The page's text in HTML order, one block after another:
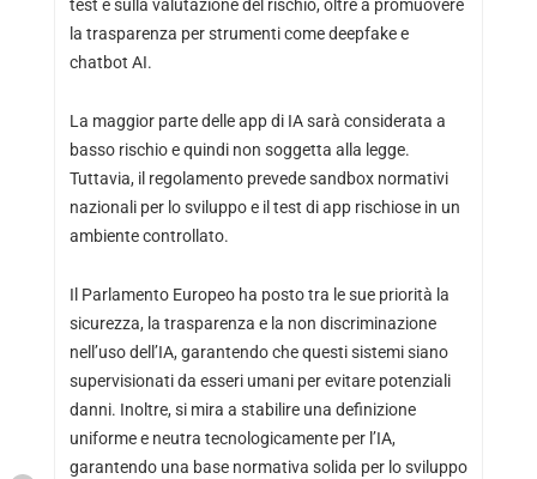
test e sulla valutazione del rischio, oltre a promuovere
la trasparenza per strumenti come deepfake e
chatbot AI.
La maggior parte delle app di IA sarà considerata a
basso rischio e quindi non soggetta alla legge.
Tuttavia, il regolamento prevede sandbox normativi
nazionali per lo sviluppo e il test di app rischiose in un
ambiente controllato.
Il Parlamento Europeo ha posto tra le sue priorità la
sicurezza, la trasparenza e la non discriminazione
nell’uso dell’IA, garantendo che questi sistemi siano
supervisionati da esseri umani per evitare potenziali
danni. Inoltre, si mira a stabilire una definizione
uniforme e neutra tecnologicamente per l’IA,
garantendo una base normativa solida per lo sviluppo